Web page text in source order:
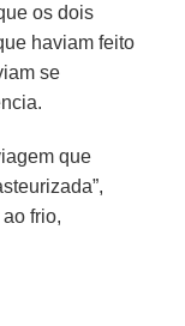
os dois
haviam feito
se
que
frio,